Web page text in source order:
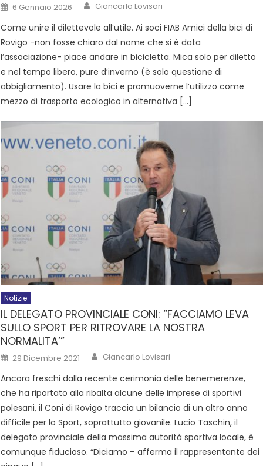
6 Gennaio 2026 Giancarlo Lovisari
Come unire il dilettevole all’utile. Ai soci FIAB Amici della bici di
Rovigo -non fosse chiaro dal nome che si è data
l’associazione- piace andare in bicicletta. Mica solo per diletto
e nel tempo libero, pure d’inverno (è solo questione di
abbigliamento). Usare la bici e promuoverne l’utilizzo come
mezzo di trasporto ecologico in alternativa […]
Notizie
IL DELEGATO PROVINCIALE CONI: “FACCIAMO LEVA
SULLO SPORT PER RITROVARE LA NOSTRA
NORMALITA’”
29 Dicembre 2021 Giancarlo Lovisari
Ancora freschi dalla recente cerimonia delle benemerenze,
che ha riportato alla ribalta alcune delle imprese di sportivi
polesani, il Coni di Rovigo traccia un bilancio di un altro anno
difficile per lo Sport, soprattutto giovanile. Lucio Taschin, il
delegato provinciale della massima autorità sportiva locale, è
comunque fiducioso. “Diciamo – afferma il rappresentante dei